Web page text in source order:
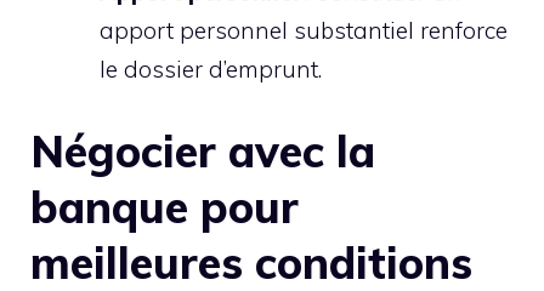
apport personnel substantiel renforce
le dossier d’emprunt.
Négocier avec la
banque pour
meilleures conditions